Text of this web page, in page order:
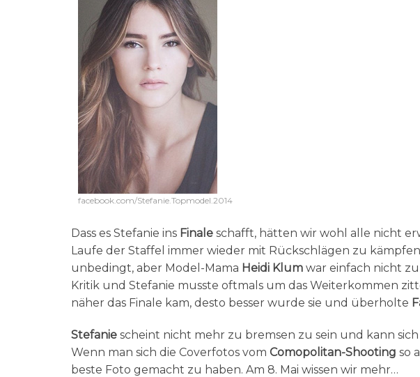
facebook.com/Stefanie.Topmodel.2014
Dass es Stefanie ins Finale schafft, hätten wir wohl alle nicht
Laufe der Staffel immer wieder mit Rückschlägen zu
unbedingt, aber Model-Mama Heidi Klum war einfach nicht
Kritik und Stefanie musste oftmals um das Weiterkommen
näher das Finale kam, desto besser wurde sie und überholte
Stefanie scheint nicht mehr zu bremsen zu sein und kann
Wenn man sich die Coverfotos vom Comopolitan-Shooting so
beste Foto gemacht zu haben. Am 8. Mai wissen wir mehr…